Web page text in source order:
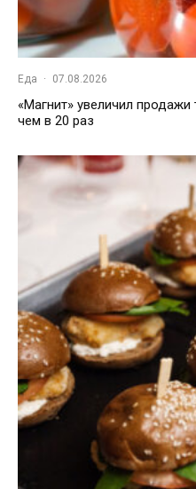
Еда · 07.08.2026
«Магнит» увеличил
чем в 20 раз